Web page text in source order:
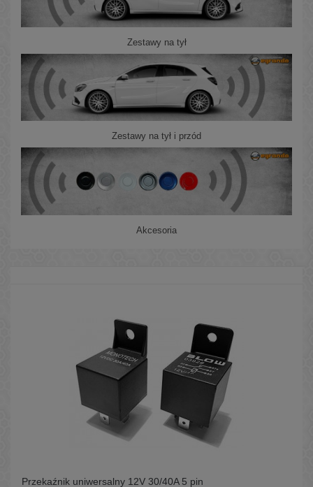
Zestawy na tył
Zestawy na tył i przód
Akcesoria
Przekaźnik uniwersalny 12V 30/40A 5 pin